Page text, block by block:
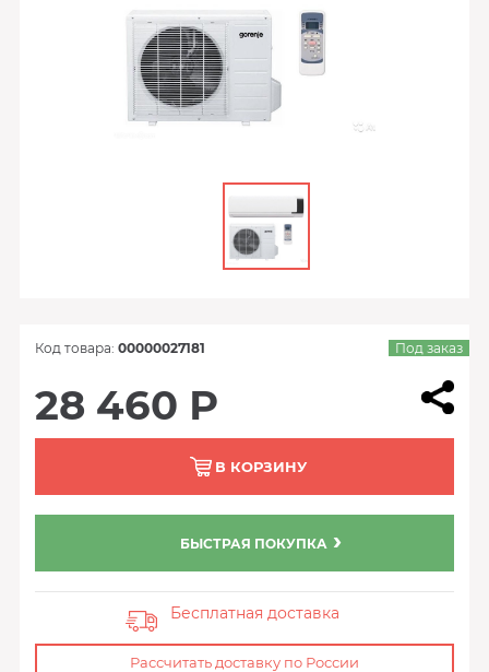
Код товара: 00000027181 Под заказ
28 460 Р
В КОРЗИНУ
БЫСТРАЯ ПОКУПКА
Бесплатная доставка
Рассчитать доставку по России